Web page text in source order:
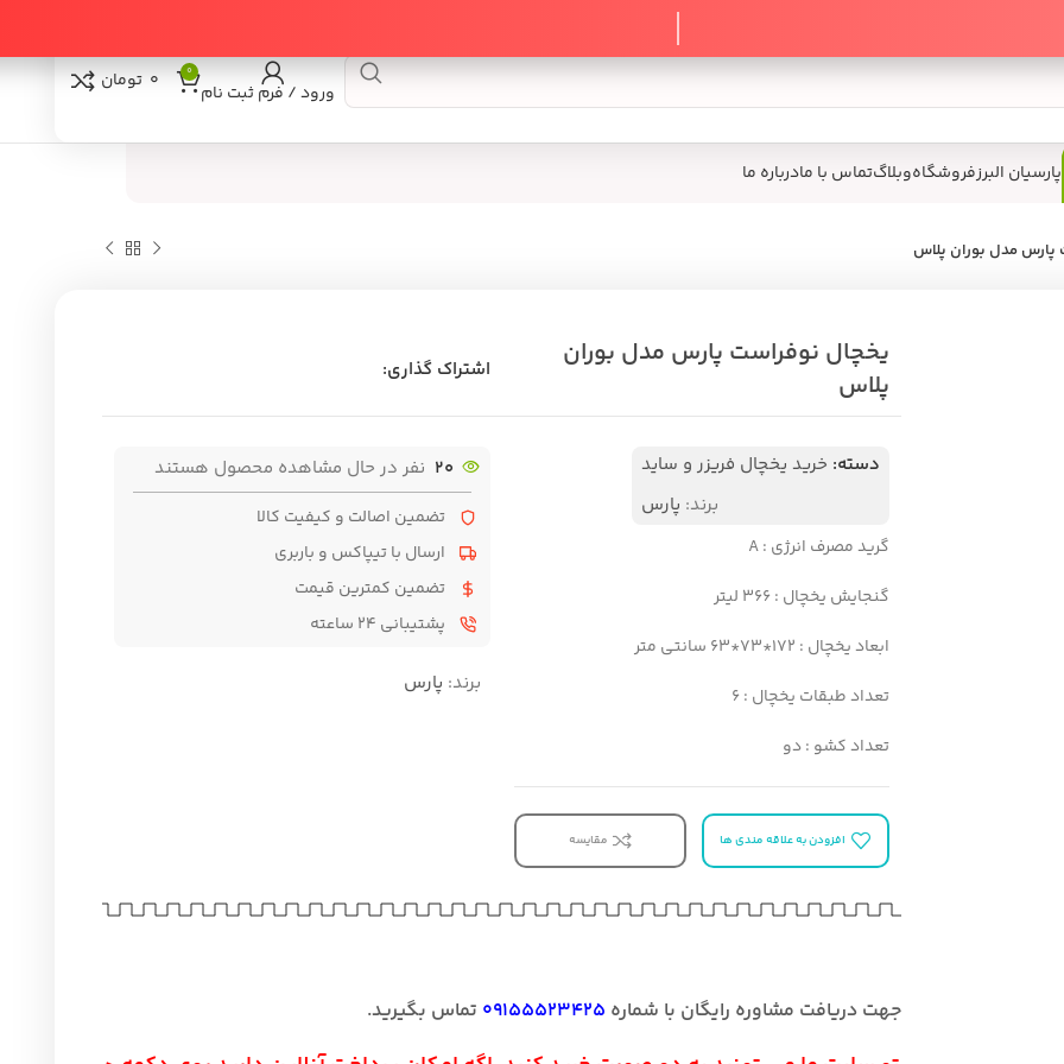
ورود / فرم ثبت نام تومان 0
وبلاگتماس با مادرباره ما
یخچال نوفراست پارس مدل بوران
اشتراک گذاری:
خرید یخچال فریزر و ساید
گرید مصرف انرژی : A
گنجایش یخچال : 366 لیتر
تعداد طبقات یخچال : 6
افزودن به علاقه مندی ها مقایسه
نفر در حال مشاهده محصول هستند
تضمین اصالت و کیفیت کالا
ارسال با تیپاکس و باربری
تضمین کمترین قیمت
جهت دریافت مشاوره رایگان با شماره09155523425تماس بگیرید.